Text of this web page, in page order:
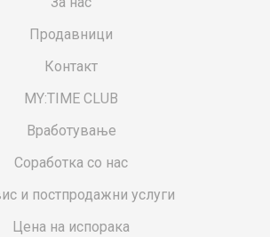
Продавници
Контакт
MY:TIME CLUB
Вработување
Соработка со нас
и постпродажни услуги
Цена на испорака